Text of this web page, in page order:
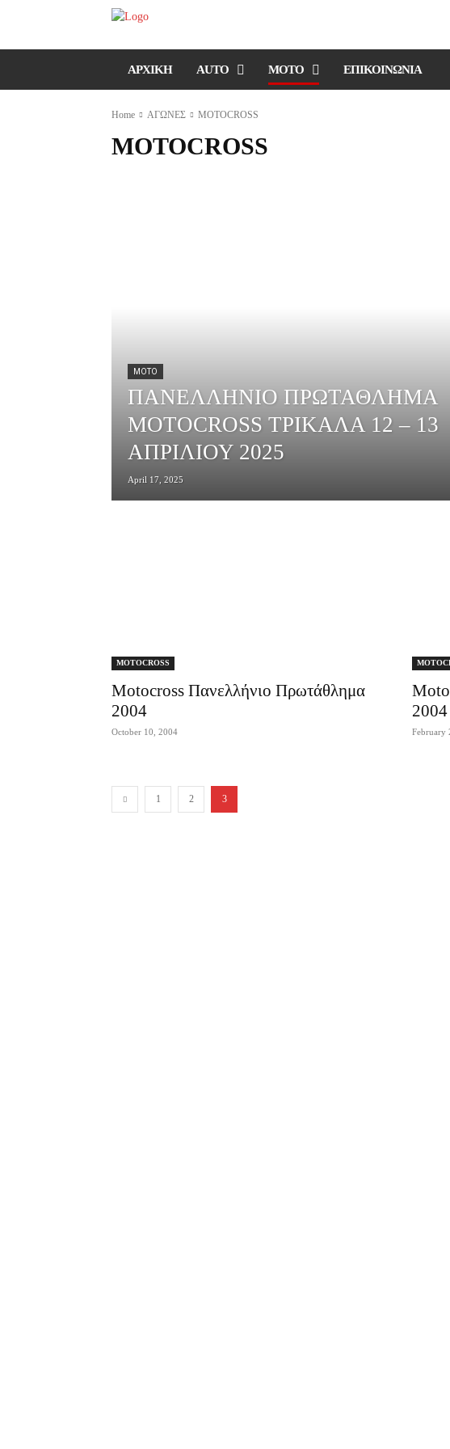
ΑΡΧΙΚΗ AUTO MOTO ΕΠΙΚΟΙΝΩΝΙΑ
Home ΑΓΩΝΕΣ MOTOCROSS
MOTOCROSS
MOTO
ΠΑΝΕΛΛΗΝΙΟ ΠΡΩΤΑΘΛΗΜΑ
MOTOCROSS ΤΡΙΚΑΛΑ 12 – 13
ΑΠΡΙΛΙΟΥ 2025
April 17, 2025
MOTOCROSS
Motocross Πανελλήνιο Πρωτάθλημα
2004
October 10, 2004
2004
February
1 2 3